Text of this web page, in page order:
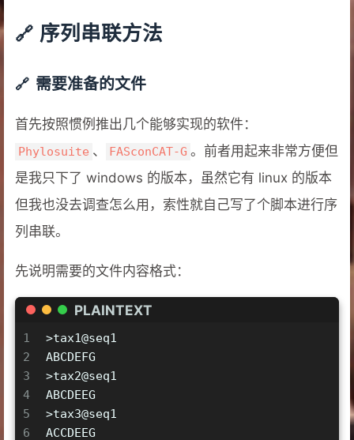
序列串联方法
需要准备的文件
首先按照惯例推出几个能够实现的软件：
Phylosuite 、 FASconCAT-G 。前者用起来非常方便但
是我只下了 windows 的版本，虽然它有 linux 的版本
但我也没去调查怎么用，索性就自己写了个脚本进行序
列串联。
先说明需要的文件内容格式：
PLAINTEXT
1
2
3
4
5
6
>tax1@seq1
ABCDEFG
>tax2@seq1
ABCDEEG
>tax3@seq1
ACCDEEG